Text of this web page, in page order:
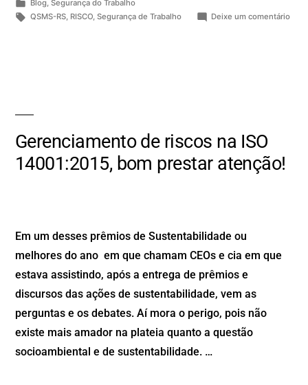
Blog, Segurança do Trabalho
QSMS-RS, RISCO, Segurança de Trabalho Deixe um comentário
Gerenciamento de riscos na ISO
14001:2015, bom prestar atenção!
Em um desses prêmios de Sustentabilidade ou
melhores do ano em que chamam CEOs e cia em que
estava assistindo, após a entrega de prêmios e
discursos das ações de sustentabilidade, vem as
perguntas e os debates. Aí mora o perigo, pois não
existe mais amador na plateia quanto a questão
socioambiental e de sustentabilidade. …